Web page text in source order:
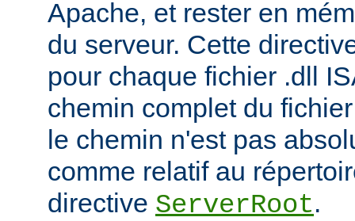
Apache, et rester en
du serveur. Cette
pour chaque fichier .dll
chemin complet du
le chemin n'est pas
comme relatif au
directive ServerRoot.